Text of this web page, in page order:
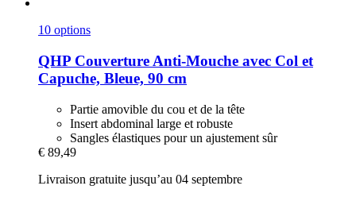
10 options
QHP Couverture Anti-​Mouche avec Col et
Capuche, Bleue, 90 cm
Partie amovible du cou et de la tête
Insert abdominal large et robuste
Sangles élastiques pour un ajustement sûr
€ 89,49
Livraison gratuite jusqu’au 04 septembre